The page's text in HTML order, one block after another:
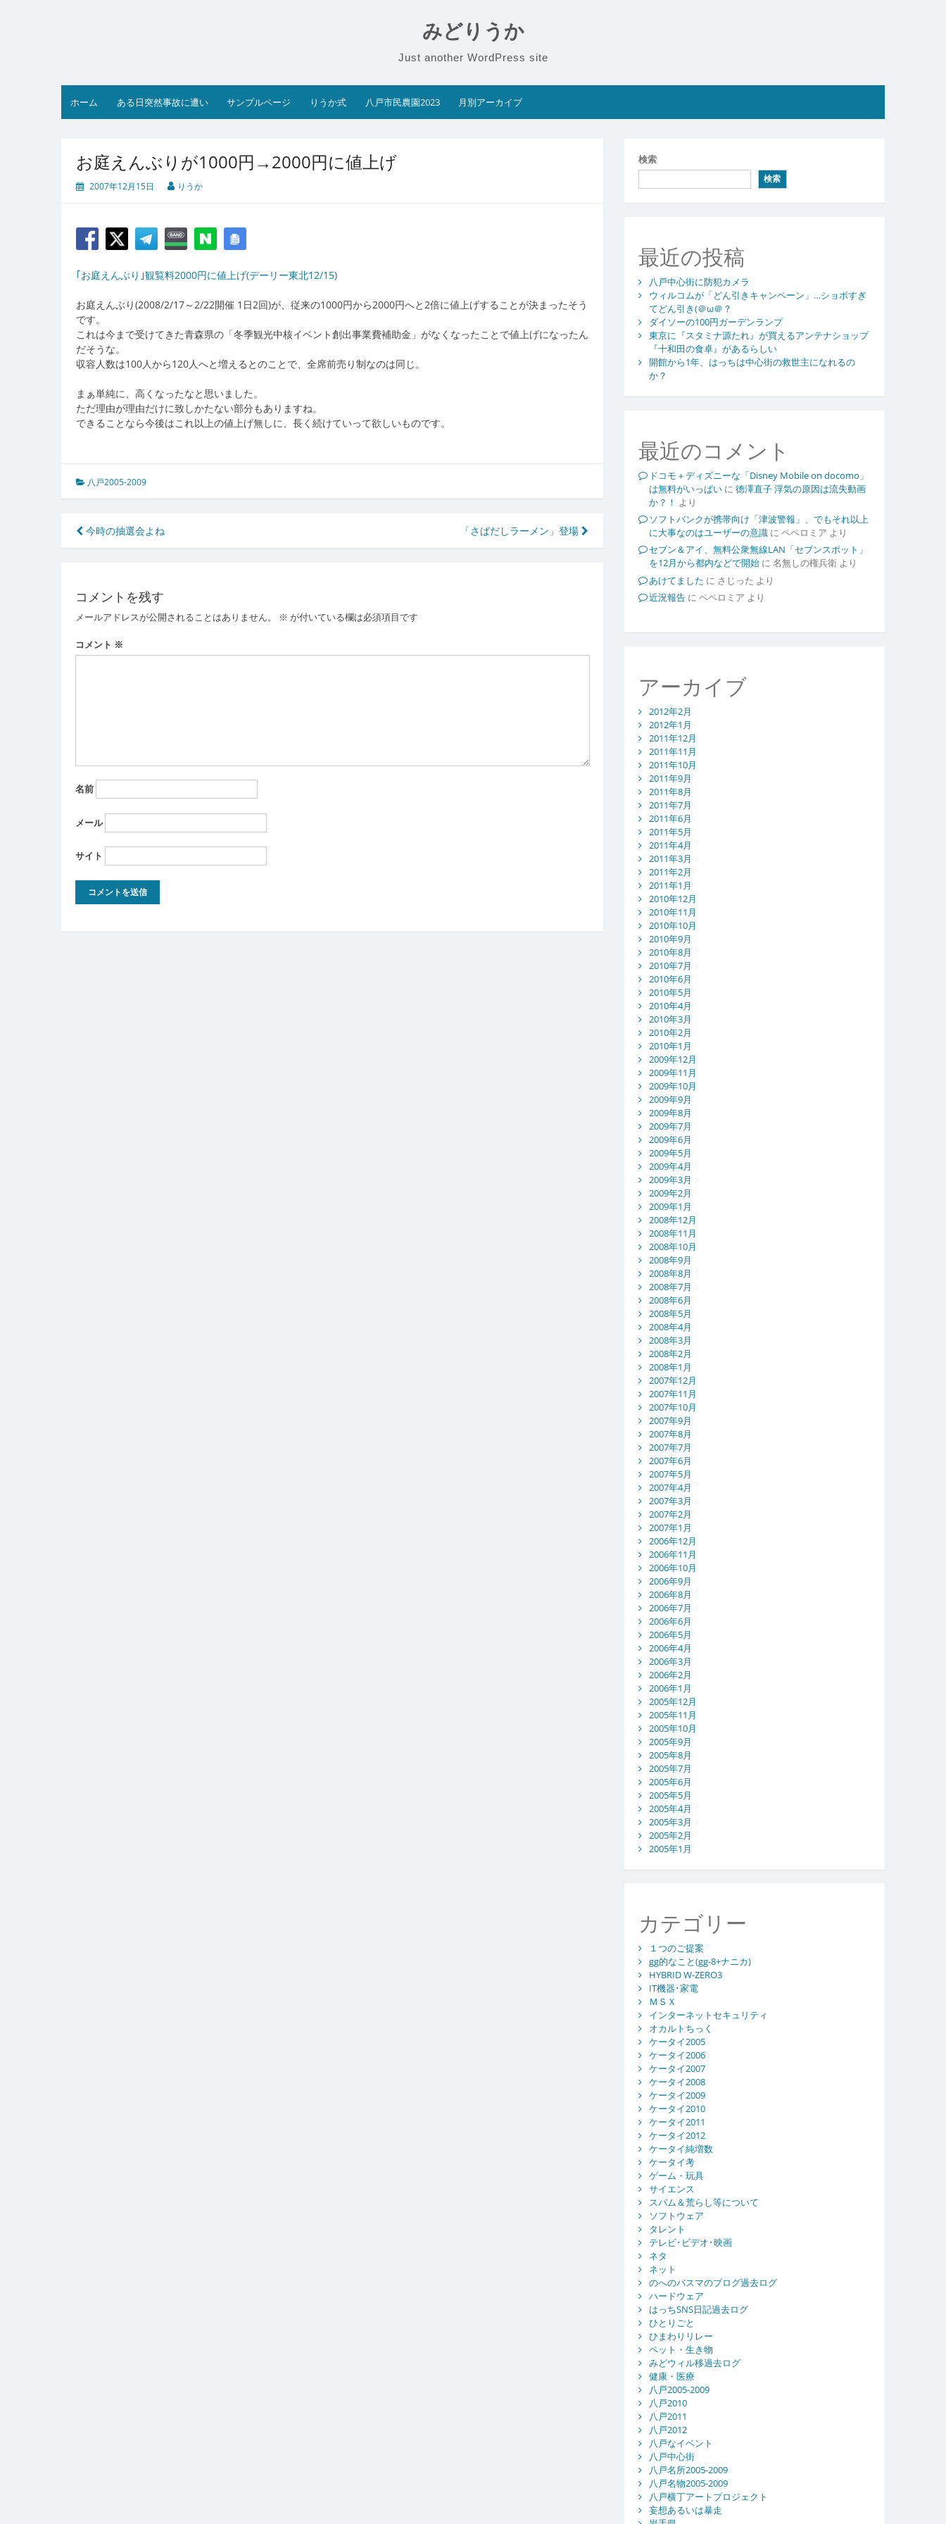
みどりうか
Just another WordPress site
ホーム ある日突然事故に遭い サンプルページ りうか式 八戸市民農園2023 月別アーカイブ
お庭えんぶりが1000円→2000円に値上げ
2007年12月15日 りうか
｢お庭えんぶり｣観覧料2000円に値上げ(デーリー東北12/15)
お庭えんぶり(2008/2/17～2/22開催 1日2回)が、従来の1000円から2000円へと2倍に値上げすることが決まったそう
です。
これは今まで受けてきた青森県の「冬季観光中核イベント創出事業費補助金」がなくなったことで値上げになったん
だそうな。
収容人数は100人から120人へと増えるとのことで、全席前売り制なのは同じ。
まぁ単純に、高くなったなと思いました。
ただ理由が理由だけに致しかたない部分もありますね。
できることなら今後はこれ以上の値上げ無しに、長く続けていって欲しいものです。
八戸2005-2009
投
稿
ビ
ゲ
ー
今時の抽選会よね 「さばだしラーメン」登場
コメントを残す
メールアドレスが公開されることはありません。 ※ が付いている欄は必須項目です
コメント ※
名前
メール
サイト
検索
検索
最近の投稿
八戸中心街に防犯カメラ
ウィルコムが「どん引きキャンペーン」…ショボすぎ
てどん引き(＠ω＠？
ダイソーの100円ガーデンランプ
東京に『スタミナ源たれ』が買えるアンテナショップ
『十和田の食卓』があるらしい
開館から1年、はっちは中心街の救世主になれるの
か？
最近のコメント
ドコモ＋ディズニーな「Disney Mobile on docomo」
は無料がいっぱいに 徳澤直子 浮気の原因は流失動画
か？！ より
ソフトバンクが携帯向け「津波警報」、でもそれ以上
に大事なのはユーザーの意識に ペペロミア より
セブン＆アイ、無料公衆無線LAN「セブンスポット」
を12月から都内などで開始に 名無しの権兵衛より
あけてました に さじった より
近況報告に ペペロミア より
アーカイブ
2012年2月
2012年1月
2011年12月
2011年11月
2011年10月
2011年9月
2011年8月
2011年7月
2011年6月
2011年5月
2011年4月
2011年3月
2011年2月
2011年1月
2010年12月
2010年11月
2010年10月
2010年9月
2010年8月
2010年7月
2010年6月
2010年5月
2010年4月
2010年3月
2010年2月
2010年1月
2009年12月
2009年11月
2009年10月
2009年9月
2009年8月
2009年7月
2009年6月
2009年5月
2009年4月
2009年3月
2009年2月
2009年1月
2008年12月
2008年11月
2008年10月
2008年9月
2008年8月
2008年7月
2008年6月
2008年5月
2008年4月
2008年3月
2008年2月
2008年1月
2007年12月
2007年11月
2007年10月
2007年9月
2007年8月
2007年7月
2007年6月
2007年5月
2007年4月
2007年3月
2007年2月
2007年1月
2006年12月
2006年11月
2006年10月
2006年9月
2006年8月
2006年7月
2006年6月
2006年5月
2006年4月
2006年3月
2006年2月
2006年1月
2005年12月
2005年11月
2005年10月
2005年9月
2005年8月
2005年7月
2005年6月
2005年5月
2005年4月
2005年3月
2005年2月
2005年1月
カテゴリー
１つのご提案
gg的なこと(gg-8+ナニカ)
HYBRID W-ZERO3
IT機器･家電
ＭＳＸ
インターネットセキュリティ
オカルトちっく
ケータイ2005
ケータイ2006
ケータイ2007
ケータイ2008
ケータイ2009
ケータイ2010
ケータイ2011
ケータイ2012
ケータイ純増数
ケータイ考
ゲーム・玩具
サイエンス
スパム＆荒らし等について
ソフトウェア
タレント
テレビ･ビデオ･映画
ネタ
ネット
のへのバスマのブログ過去ログ
ハードウェア
はっちSNS日記過去ログ
ひとりごと
ひまわりリレー
ペット・生き物
みどウィル移過去ログ
健康・医療
八戸2005-2009
八戸2010
八戸2011
八戸2012
八戸なイベント
八戸中心街
八戸名所2005-2009
八戸名物2005-2009
八戸横丁アートプロジェクト
妄想あるいは暴走